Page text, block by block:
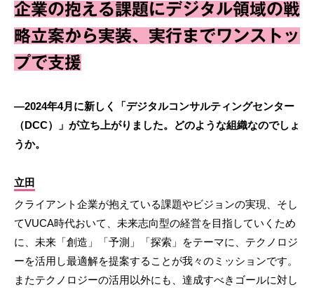
企業の抱える課題にデジタル領域の戦
略立案から実装、実行までワンストッ
プで支援
―2024年4月に新しく「デジタルコンサルティングセンター
（DCC）」が立ち上がりました。どのような組織なのでしょ
うか。
立田
クライアント企業が抱えている課題やビジョンの実現、そし
てVUCA時代おいて、未来志向型の経営を目指していくため
に、未来「創造」「予測」「探索」をテーマに、テクノロジ
ーを活用し最適解を提案することが我々のミッションです。
またテクノロジーの活用以外にも、達成すべきゴールに対し